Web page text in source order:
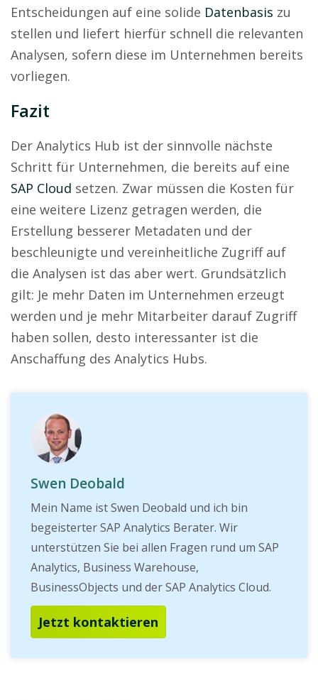
Entscheidungen auf eine solide Datenbasis zu
stellen und liefert hierfür schnell die relevanten
Analysen, sofern diese im Unternehmen bereits
vorliegen.
Fazit
Der Analytics Hub ist der sinnvolle nächste
Schritt für Unternehmen, die bereits auf eine
SAP Cloud setzen. Zwar müssen die Kosten für
eine weitere Lizenz getragen werden, die
Erstellung besserer Metadaten und der
beschleunigte und vereinheitliche Zugriff auf
die Analysen ist das aber wert. Grundsätzlich
gilt: Je mehr Daten im Unternehmen erzeugt
werden und je mehr Mitarbeiter darauf Zugriff
haben sollen, desto interessanter ist die
Anschaffung des Analytics Hubs.
Swen Deobald
Mein Name ist Swen Deobald und ich bin
begeisterter SAP Analytics Berater. Wir
unterstützen Sie bei allen Fragen rund um SAP
Analytics, Business Warehouse,
BusinessObjects und der SAP Analytics Cloud.
Jetzt kontaktieren